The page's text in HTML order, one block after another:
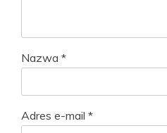
Nazwa *
Adres e-mail *